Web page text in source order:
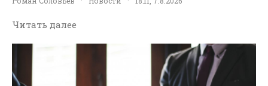
Читать далее